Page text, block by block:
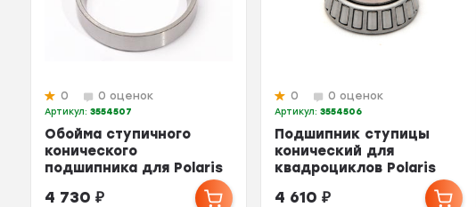
0 0 оценок
Артикул:3554507
Обойма ступичного
конического
подшипника для Polaris
4 730₽
0 0 оценок
Артикул:3554506
Подшипник ступицы
конический для
квадроциклов Polaris
4 610₽